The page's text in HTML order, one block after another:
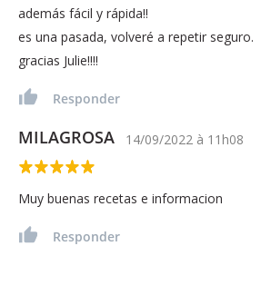
además fácil y rápida!!
es una pasada, volveré a repetir seguro.
gracias Julie!!!!
Responder
MILAGROSA 14/09/2022 à 11h08
Muy buenas recetas e informacion
Responder